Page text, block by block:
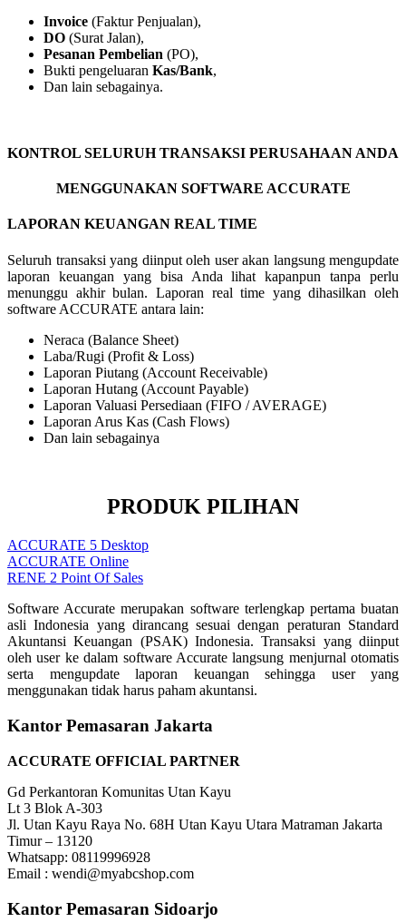
Invoice (Faktur Penjualan),
DO (Surat Jalan),
Pesanan Pembelian (PO),
Bukti pengeluaran Kas/Bank,
Dan lain sebagainya.
KONTROL SELURUH TRANSAKSI PERUSAHAAN ANDA
MENGGUNAKAN SOFTWARE ACCURATE
LAPORAN KEUANGAN REAL TIME
Seluruh transaksi yang diinput oleh user akan langsung mengupdate
laporan keuangan yang bisa Anda lihat kapanpun tanpa perlu
menunggu akhir bulan. Laporan real time yang dihasilkan oleh
software ACCURATE antara lain:
Neraca (Balance Sheet)
Laba/Rugi (Profit & Loss)
Laporan Piutang (Account Receivable)
Laporan Hutang (Account Payable)
Laporan Valuasi Persediaan (FIFO / AVERAGE)
Laporan Arus Kas (Cash Flows)
Dan lain sebagainya
PRODUK PILIHAN
ACCURATE 5 Desktop
ACCURATE Online
RENE 2 Point Of Sales
Software Accurate merupakan software terlengkap pertama buatan
asli Indonesia yang dirancang sesuai dengan peraturan Standard
Akuntansi Keuangan (PSAK) Indonesia. Transaksi yang diinput
oleh user ke dalam software Accurate langsung menjurnal otomatis
serta mengupdate laporan keuangan sehingga user yang
menggunakan tidak harus paham akuntansi.
Kantor Pemasaran Jakarta
ACCURATE OFFICIAL PARTNER
Gd Perkantoran Komunitas Utan Kayu
Lt 3 Blok A-303
Jl. Utan Kayu Raya No. 68H Utan Kayu Utara Matraman Jakarta
Timur – 13120
Whatsapp: 08119996928
Email : wendi@myabcshop.com
Kantor Pemasaran Sidoarjo